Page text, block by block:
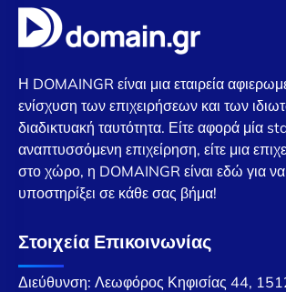
Η DOMAINGR είναι μια εταιρεία
ενίσχυση των επιχειρήσεων και των
διαδικτυακή ταυτότητα. Είτε αφορά μία
αναπτυσσόμενη επιχείρηση, είτε μια
στο χώρο, η DOMAINGR είναι εδώ για
υποστηρίξει σε κάθε σας βήμα!
Στοιχεία Επικοινωνίας
Διεύθυνση: Λεωφόρος Κηφισίας 44,